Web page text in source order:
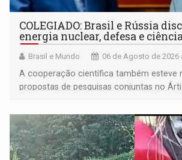
COLEGIADO: Brasil e Rússia
energia nuclear, defesa e
Brasil e Mundo 06 de Agosto de 2026
A cooperação científica também esteve
propostas de pesquisas conjuntas no